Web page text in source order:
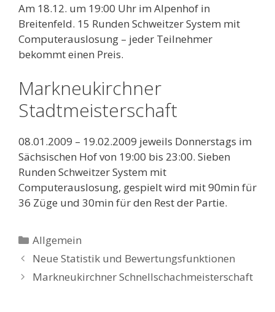
Am 18.12. um 19:00 Uhr im Alpenhof in
Breitenfeld. 15 Runden Schweitzer System mit
Computerauslosung – jeder Teilnehmer
bekommt einen Preis.
Markneukirchner
Stadtmeisterschaft
08.01.2009 – 19.02.2009 jeweils Donnerstags im
Sächsischen Hof von 19:00 bis 23:00. Sieben
Runden Schweitzer System mit
Computerauslosung, gespielt wird mit 90min für
36 Züge und 30min für den Rest der Partie.
Kategorien
Allgemein
Neue Statistik und Bewertungsfunktionen
Markneukirchner Schnellschachmeisterschaft